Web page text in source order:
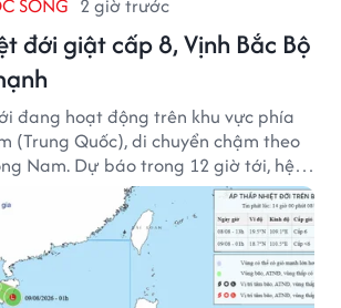
đới giật cấp 8, Vịnh Bắc Bộ
đang hoạt động trên khu vực phía
(Trung Quốc), di chuyển chậm theo
Nam. Dự báo trong 12 giờ tới, hệ
dần thành vùng áp thấp.